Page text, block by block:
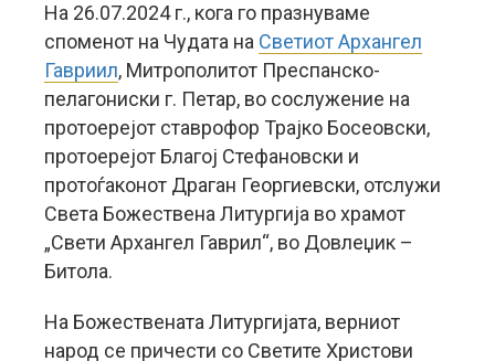
На 26.07.2024 г., кога го празнуваме
споменот на Чудата на Светиот Архангел
Гавриил, Митрополитот Преспанско-
пелагониски г. Петар, во сослужение на
протоерејот ставрофор Трајко Босеовски,
протоерејот Благој Стефановски и
протоѓаконот Драган Георгиевски, отслужи
Света Божествена Литургија во храмот
„Свети Архангел Гаврил“, во Довлеџик –
Битола.
На Божествената Литургијата, верниот
народ се причести со Светите Христови